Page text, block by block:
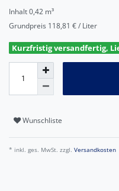
Inhalt0,42 m³
Grundpreis 118,81 € / Liter
Kurzfristig versandfertig,
Wunschliste
* inkl. ges. MwSt. zzgl. Versandkosten